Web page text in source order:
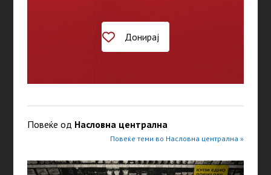
Донирај
Повеќе од Насловна централна
Повеќе теми во Насловна централна »